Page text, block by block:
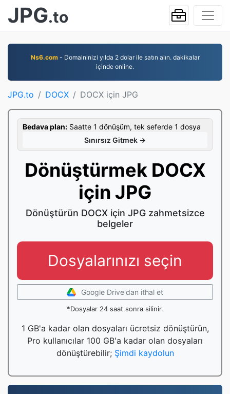
JPG.to
Ns6.com- Domaininizi yılda 2 dolar ile satın alın. dakikalar
içinde online.
JPG.to DOCX DOCX için JPG
Bedava plan: Saatte 1 dönüşüm, tek seferde 1 dosya
Sınırsız Gitmek →
Dönüştürmek DOCX
için JPG
Dönüştürün DOCX için JPG zahmetsizce
belgeler
Dosyalarınızı seçin
Google Drive'dan ithal et
*Dosyalar 24 saat sonra silinir.
1 GB'a kadar olan dosyaları ücretsiz dönüştürün,
Pro kullanıcılar 100 GB'a kadar olan dosyaları
dönüştürebilir; Şimdi kaydolun